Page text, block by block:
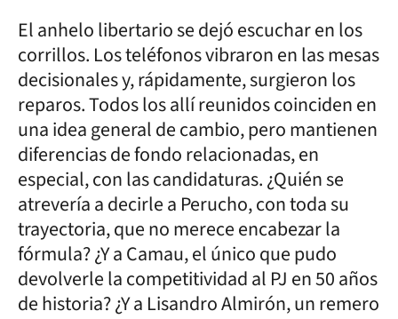
El anhelo libertario se dejó escuchar en los
corrillos. Los teléfonos vibraron en las mesas
decisionales y, rápidamente, surgieron los
reparos. Todos los allí reunidos coinciden en
una idea general de cambio, pero mantienen
diferencias de fondo relacionadas, en
especial, con las candidaturas. ¿Quién se
atrevería a decirle a Perucho, con toda su
trayectoria, que no merece encabezar la
fórmula? ¿Y a Camau, el único que pudo
devolverle la competitividad al PJ en 50 años
de historia? ¿Y a Lisandro Almirón, un remero